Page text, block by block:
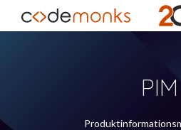
PIM